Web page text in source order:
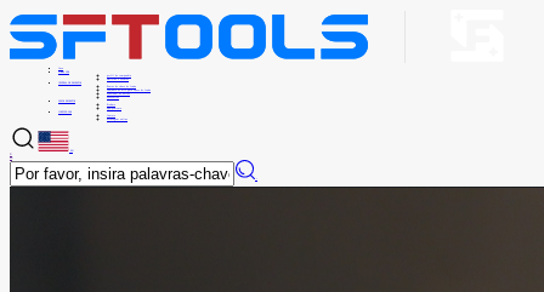
Casa
SOBRE NÓS
perfil de companhia
Notícias e eventos
CENTRAL DE PRODUTOS
Pontas de chave de fenda
Conjunto de bits para chave de fenda
Ajustador de Porcas
Acessórios
NOVOS PRODUTOS
Produto
Equipamento
CONTATE-NOS
Contato
Mensagem online
EN
EN
×